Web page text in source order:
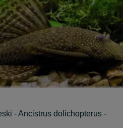
- Ancistrus dolichopterus -